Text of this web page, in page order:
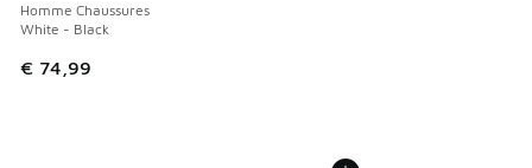
Homme Chaussures
White - Black
€ 74,99